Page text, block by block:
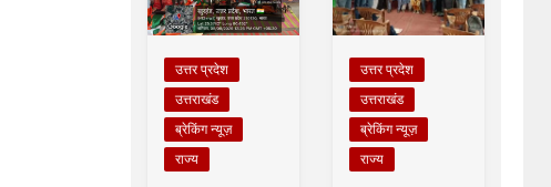
उत्तर प्रदेश
उत्तराखंड
ब्रेकिंग न्यूज़
राज्य
उत्तर प्रदेश
उत्तराखंड
ब्रेकिंग न्यूज़
राज्य